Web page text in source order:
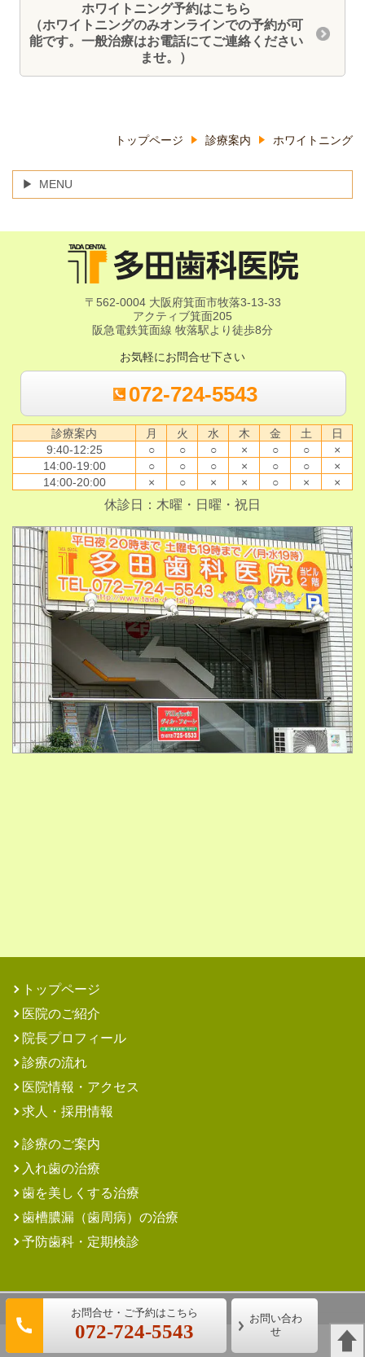
072-724-5543
お問い合わ
せ
ホワイトニング予約はこちら
（ホワイトニングのみオンラインでの予約が可
能です。一般治療はお電話にてご連絡ください
ませ。）
トップページ 診療案内 ホワイトニング
MENU
〒562-0004 大阪府箕面市牧落3-13-33
アクティブ箕面205
阪急電鉄箕面線 牧落駅より徒歩8分
お気軽にお問合せ下さい
072-724-5543
診療案内 月 火 水 木 金 土
日
9:40-12:25
○ ○ ○ × ○ ○
×
14:00-19:00
○ ○ ○ × ○ ○
×
14:00-20:00
× ○ × × ○ × ×
休診日：木曜・日曜・祝日
トップページ
医院のご紹介
院長プロフィール
診療の流れ
医院情報・アクセス
求人・採用情報
診療のご案内
入れ歯の治療
歯を美しくする治療
歯槽膿漏（歯周病）の治療
予防歯科・定期検診
(c) 多田歯科医院
パソコン ｜モバイル